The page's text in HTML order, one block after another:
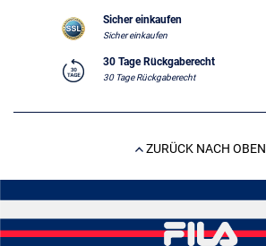
Sicher einkaufen
Sicher einkaufen
30 Tage Rückgaberecht
30 Tage Rückgaberecht
ZURÜCK NACH OBEN